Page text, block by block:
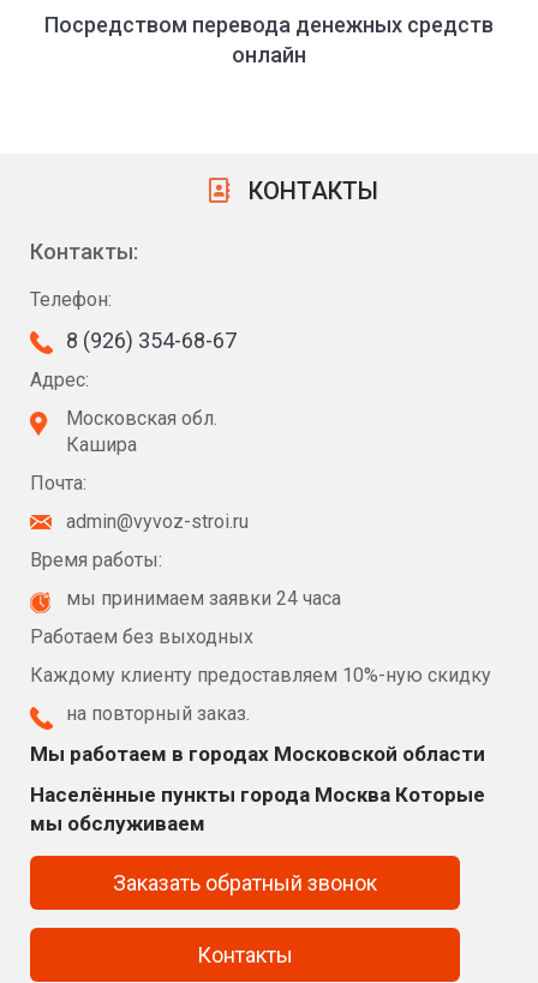
Посредством перевода денежных средств
онлайн
КОНТАКТЫ
Контакты:
Телефон:
8 (926) 354-68-67
Адрес:
Московская обл.
Кашира
Почта:
admin@vyvoz-stroi.ru
Время работы:
мы принимаем заявки 24 часа
Работаем без выходных
Каждому клиенту предоставляем 10%-ную скидку
на повторный заказ.
Мы работаем в городах Московской области
Населённые пункты города Москва Которые
мы обслуживаем
Заказать обратный звонок
Контакты